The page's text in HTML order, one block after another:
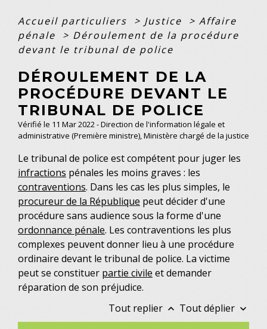
Accueil particuliers > Justice > Affaire
pénale
> Déroulement de la procédure
devant le tribunal de police
DÉROULEMENT DE LA
PROCÉDURE DEVANT LE
TRIBUNAL DE POLICE
Vérifié le 11 Mar 2022 - Direction de l'information légale et
administrative (Première ministre), Ministère chargé de la justice
Le tribunal de police est compétent pour juger les
infractions pénales les moins graves : les
contraventions. Dans les cas les plus simples, le
procureur de la République peut décider d'une
procédure sans audience sous la forme d'une
ordonnance pénale. Les contraventions les plus
complexes peuvent donner lieu à une procédure
ordinaire devant le tribunal de police. La victime
peut se constituer partie civile et demander
réparation de son préjudice.
Tout replier keyboard_arrow_up Tout déplier keyboard_arrow_down